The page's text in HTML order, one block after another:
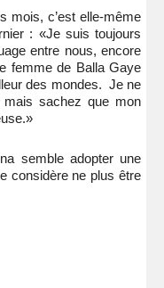
mois, c’est elle-même
: «Je suis toujours
entre nous, encore
femme de Balla Gaye
des mondes. Je ne
sachez que mon
semble adopter une
considère ne plus être